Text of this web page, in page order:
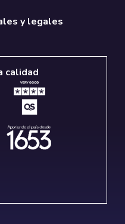
y legales
calidad